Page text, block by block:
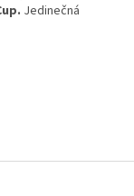
Jedinečná